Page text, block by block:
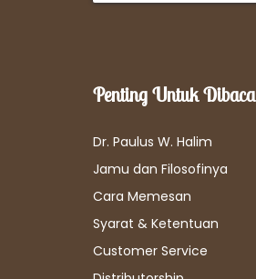
Penting Untuk Dibaca
Dr. Paulus W. Halim
Jamu dan Filosofinya
Cara Memesan
Syarat & Ketentuan
Customer Service